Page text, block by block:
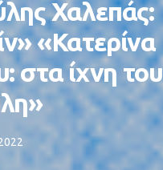
Χαλεπάς:
«Κατερίνα
στα ίχνη του